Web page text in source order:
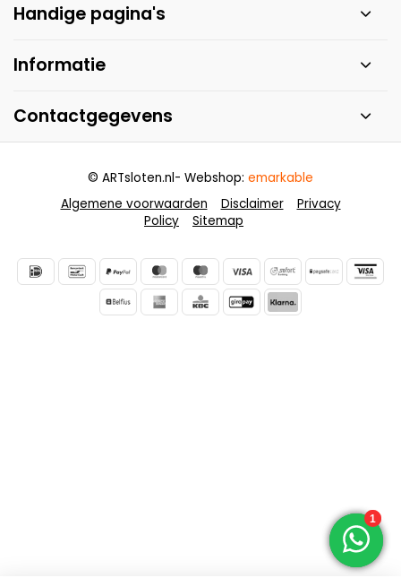
Handige pagina's
Informatie
Contactgegevens
Algemene voorwaarden Disclaimer
Privacy
Policy
Sitemap
© ARTsloten.nl- Webshop: emarkable